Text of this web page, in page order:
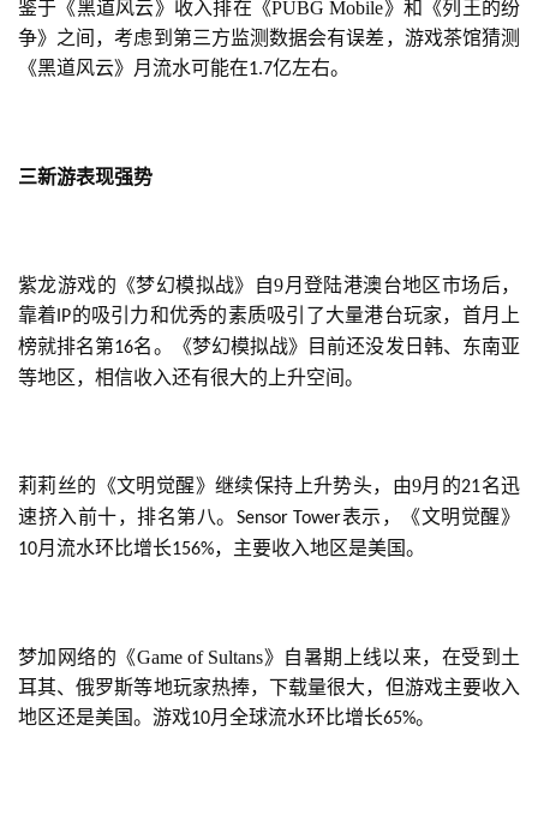
戏
休
戏
2
5
第
十
茶
奖
月
3
鉴于《黑道风云》收入排在《PUBG Mobile》和《列王的纷
争》之间，考虑到第三方监测数据会有误差，游戏茶馆猜测
《黑道风云》月流水可能在1.7亿左右。
三新游表现强势
紫龙游戏的《梦幻模拟战》自9月登陆港澳台地区市场后，
靠着IP的吸引力和优秀的素质吸引了大量港台玩家，首月上
榜就排名第16名。《梦幻模拟战》目前还没发日韩、东南亚
等地区，相信收入还有很大的上升空间。
莉莉丝的《文明觉醒》继续保持上升势头，由9月的21名迅
速挤入前十，排名第八。 Sensor Tower表示，《文明觉醒》
10月流水环比增长156%，主要收入地区是美国。
梦加网络的《Game of Sultans》自暑期上线以来，在受到土
耳其、俄罗斯等地玩家热捧，下载量很大，但游戏主要收入
地区还是美国。游戏10月全球流水环比增长65%。